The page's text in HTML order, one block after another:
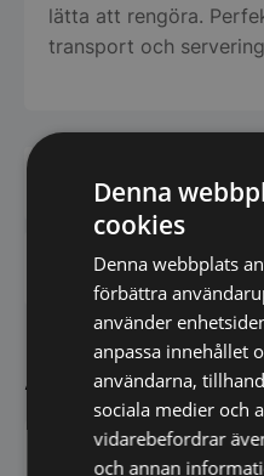
lätta att rengöra.
transport och
Har du frågor om
Vi prisjämför - Klicka
Andra köpte
Denna
cookies
Denna webbplats
förbättra
använder
anpassa innehållet
användarna,
sociala medier och
vidarebefordrar
och annan